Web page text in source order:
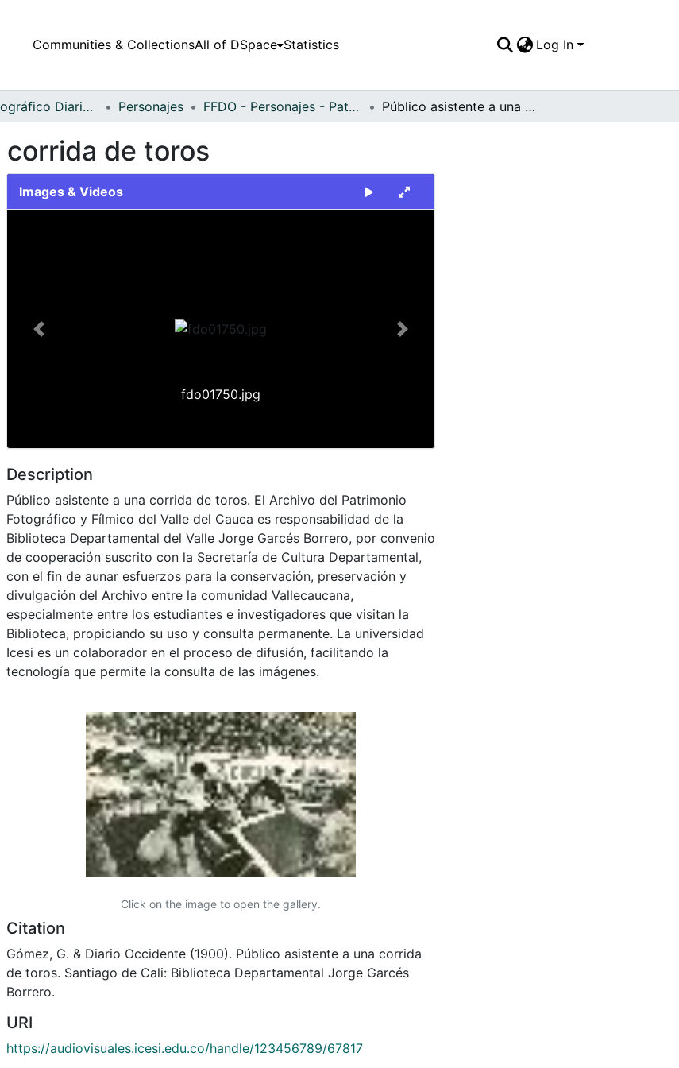
Communities & CollectionsAll of DSpace Statistics Log In
Fondo Fotográfico Diario Occidente Personajes FFDO - Personajes - Patrimonial Público asistente a una corrida de toros
de toros
Images & Videos
fdo01750.jpg
Previous Next
Description
Público asistente a una corrida de toros. El Archivo del Patrimonio
Fotográfico y Fílmico del Valle del Cauca es responsabilidad de la
Biblioteca Departamental del Valle Jorge Garcés Borrero, por convenio
de cooperación suscrito con la Secretaría de Cultura Departamental,
con el fin de aunar esfuerzos para la conservación, preservación y
divulgación del Archivo entre la comunidad Vallecaucana,
especialmente entre los estudiantes e investigadores que visitan la
Biblioteca, propiciando su uso y consulta permanente. La universidad
Icesi es un colaborador en el proceso de difusión, facilitando la
tecnología que permite la consulta de las imágenes.
Click on the image to open the gallery.
Citation
Gómez, G. & Diario Occidente (1900). Público asistente a una corrida
de toros. Santiago de Cali: Biblioteca Departamental Jorge Garcés
Borrero.
URI
https://audiovisuales.icesi.edu.co/handle/123456789/67817